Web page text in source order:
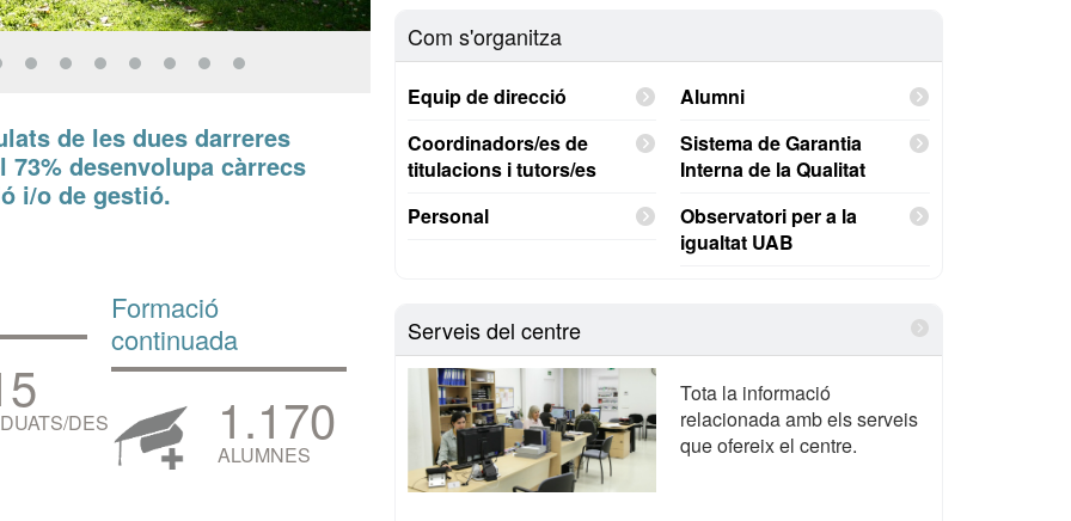
Com s'organitza
Equip de direcció
Coordinadors/es de
titulacions i tutors/es
Personal
Alumni
Sistema de Garantia
Interna de la Qualitat
Observatori per a la
igualtat UAB
Serveis del centre
Tota la informació
relacionada amb els serveis
que ofereix el centre.
de les dues darreres
desenvolupa càrrecs
i/o de gestió.
DES
Formació
continuada
1.170
ALUMNES